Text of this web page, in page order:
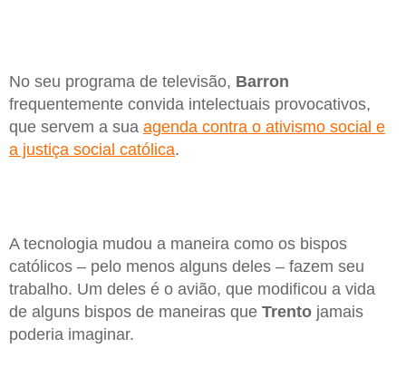
No seu programa de televisão, Barron
frequentemente convida intelectuais provocativos,
que servem a sua agenda contra o ativismo social e
a justiça social católica.
A tecnologia mudou a maneira como os bispos
católicos – pelo menos alguns deles – fazem seu
trabalho. Um deles é o avião, que modificou a vida
de alguns bispos de maneiras que Trento jamais
poderia imaginar.